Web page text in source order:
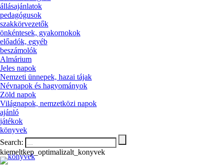
állásajánlatok
pedagógusok
szakkörvezetők
önkéntesek, gyakornokok
előadók, egyéb
beszámolók
Almárium
Jeles napok
Nemzeti ünnepek, hazai tájak
Névnapok és hagyományok
Zöld napok
Világnapok, nemzetközi napok
ajánló
játékok
könyvek
Search:
kiemeltkep_optimalizalt_konyvek